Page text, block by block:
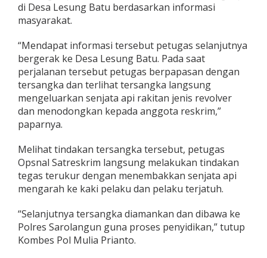
A
n
y
a
d
R
g
k
u
s
di Desa Lesung Batu berdasarkan informasi
masyarakat.
“Mendapat informasi tersebut petugas selanjutnya
bergerak ke Desa Lesung Batu. Pada saat
perjalanan tersebut petugas berpapasan dengan
tersangka dan terlihat tersangka langsung
mengeluarkan senjata api rakitan jenis revolver
dan menodongkan kepada anggota reskrim,”
paparnya.
Melihat tindakan tersangka tersebut, petugas
Opsnal Satreskrim langsung melakukan tindakan
tegas terukur dengan menembakkan senjata api
mengarah ke kaki pelaku dan pelaku terjatuh.
“Selanjutnya tersangka diamankan dan dibawa ke
Polres Sarolangun guna proses penyidikan,” tutup
Kombes Pol Mulia Prianto.